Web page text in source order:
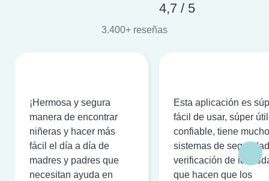
4,7 / 5
3.400+ reseñas
¡Hermosa y segura
manera de encontrar
niñeras y hacer más
fácil el día a día de
madres y padres que
necesitan ayuda en
Esta aplicación es
fácil de usar, súper
confiable, tiene
sistemas de
verificación de
que hacen que los